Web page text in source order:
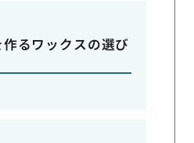
るワックスの選び